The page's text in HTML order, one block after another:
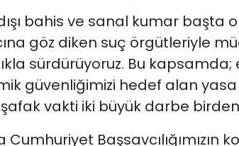
bahis ve sanal kumar başta
göz diken suç örgütleriyle
sürdürüyoruz. Bu kapsamda;
güvenliğimizi hedef alan yasa
vakti iki büyük darbe
Cumhuriyet Başsavcılığımızın